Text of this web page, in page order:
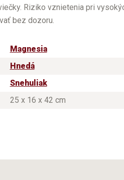
Riziko vznietenia pri
bez dozoru.
Magnesia
Hnedá
Snehuliak
25 x 16 x 42 cm